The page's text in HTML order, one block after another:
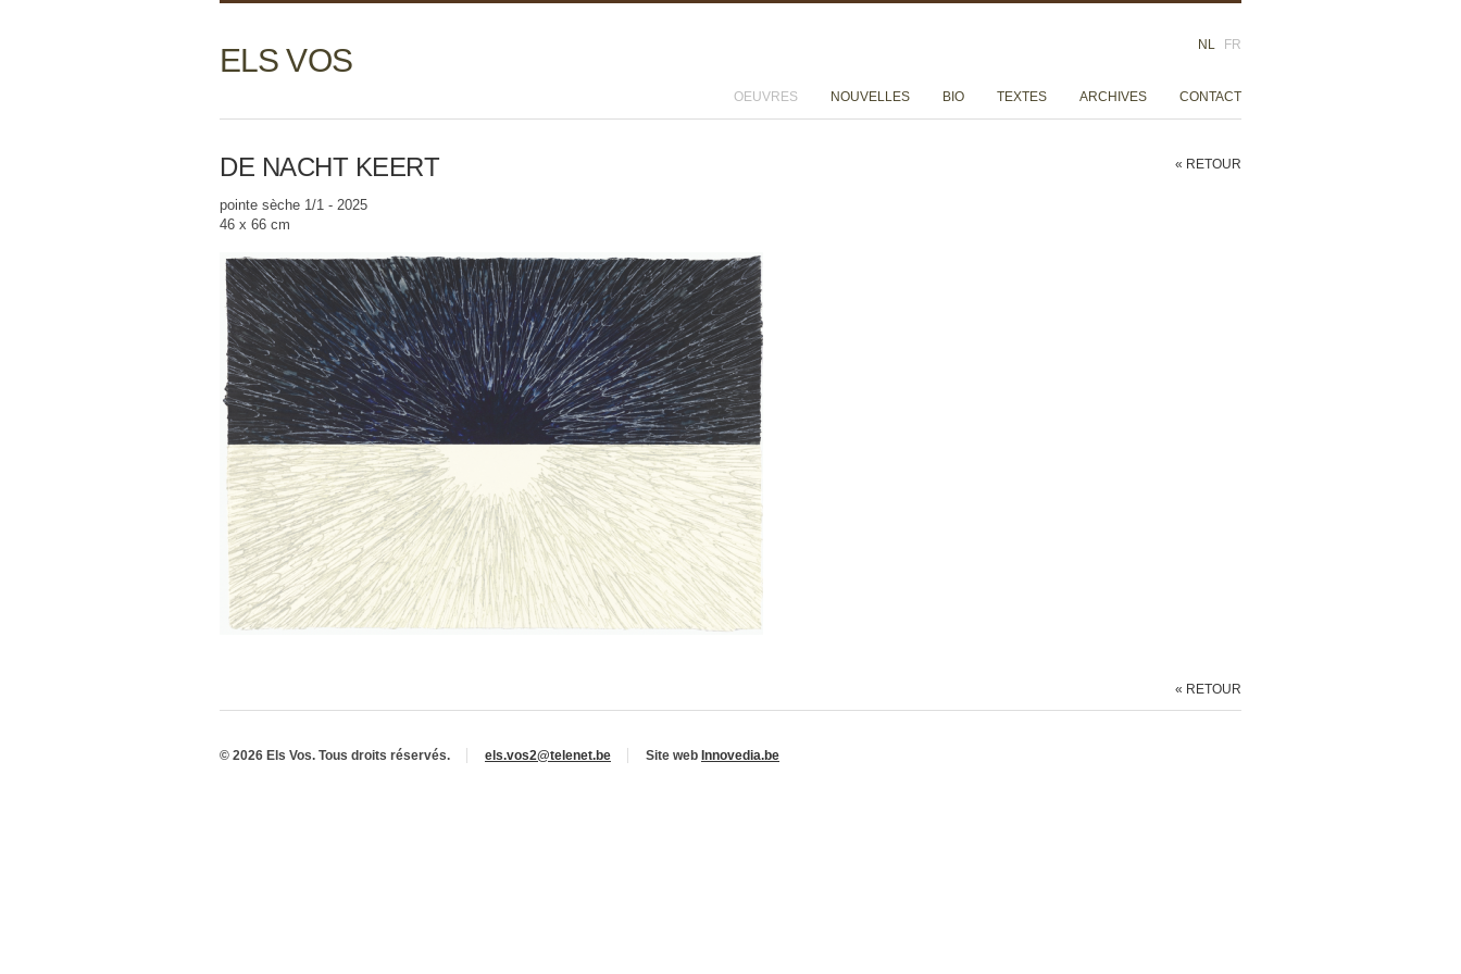
NL FR
ELS VOS
OEUVRES NOUVELLES BIO TEXTES ARCHIVES CONTACT
« RETOUR
DE NACHT KEERT
pointe sèche 1/1 - 2025
46 x 66 cm
« RETOUR
© 2026 Els Vos. Tous droits réservés. els.vos2@telenet.be Site web Innovedia.be